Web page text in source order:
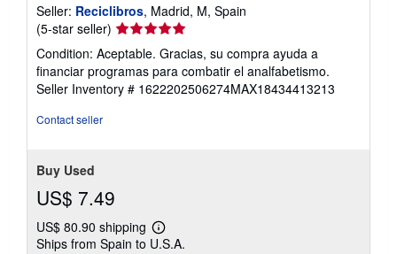
Seller: Reciclibros, Madrid, M, Spain
(5-star seller) Seller
rating
5
out
of
Condition: Aceptable. Gracias, su compra ayuda a
financiar programas para combatir el analfabetismo.
Seller Inventory # 1622202506274MAX18434413213
Contact seller
Buy Used
US$ 7.49
US$ 80.90 shipping
Learn
more
Ships from Spain to U.S.A.